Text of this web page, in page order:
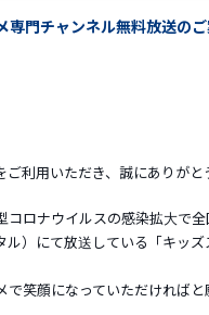
専門チャンネル無料放送の
利用いただき、誠にありがと
ロナウイルスの感染拡大で
ル）にて放送している「キッ
笑顔になっていただければと